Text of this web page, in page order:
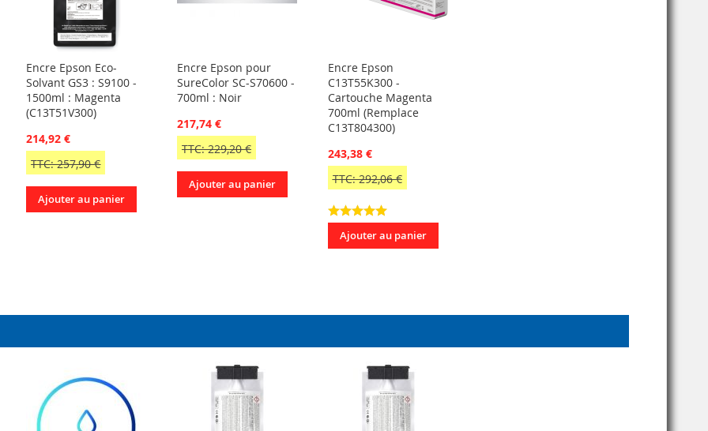
Encre Epson Eco-
Solvant GS3 : S9100 -
1500ml : Magenta
(C13T51V300)
214,92 €
TTC: 257,90 €
Ajouter au panier
Encre Epson pour
SureColor SC-S70600 -
700ml : Noir
217,74 €
TTC: 229,20 €
Ajouter au panier
Encre Epson
C13T55K300 -
Cartouche Magenta
700ml (Remplace
C13T804300)
243,38 €
TTC: 292,06 €
Ajouter au panier